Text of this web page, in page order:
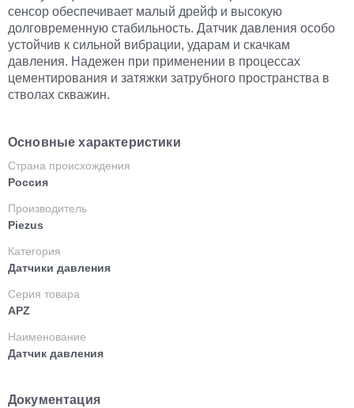
сенсор обеспечивает малый дрейф и высокую
долговременную стабильность. Датчик давления особо
устойчив к сильной вибрации, ударам и скачкам
давления. Надежен при применении в процессах
цементирования и затяжки затрубного пространства в
стволах скважин.
Основные характеристики
Страна происхождения
Россия
Производитель
Piezus
Категория
Датчики давления
Серия товара
APZ
Наименование
Датчик давления
Документация